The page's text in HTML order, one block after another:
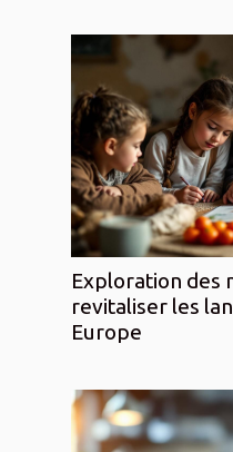
Exploration des
revitaliser les
Europe